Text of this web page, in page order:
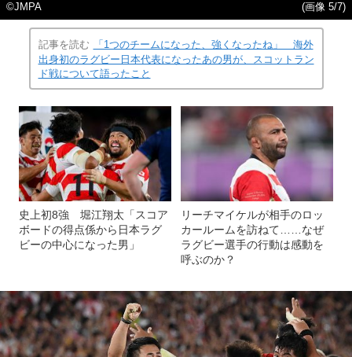
©JMPA (画像 5/7)
記事を読む
「1つのチームになった、強くなったね」 海外
出身初のラグビー日本代表になったあの男が、スコットラン
ド戦について語ったこと
史上初8強 堀江翔太「スコア
ボードの得点係から日本ラグ
ビーの中心になった男」
リーチマイケルが相手のロッ
カールームを訪ねて……なぜ
ラグビー選手の行動は感動を
呼ぶのか？